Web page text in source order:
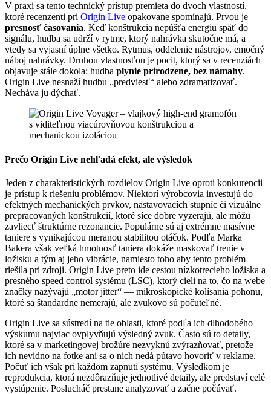
V praxi sa tento technický prístup premieta do dvoch vlastností,
ktoré recenzenti pri Origin Live opakovane spomínajú. Prvou je
presnosť časovania. Keď konštrukcia nepúšťa energiu späť do
signálu, hudba sa udrží v rytme, ktorý nahrávka skutočne má, a
vtedy sa vyjasní úplne všetko. Rytmus, oddelenie nástrojov, emočný
náboj nahrávky. Druhou vlastnosťou je pocit, ktorý sa v recenziách
objavuje stále dokola: hudba plynie prirodzene, bez námahy.
Origin Live nesnaží hudbu „predviesť“ alebo zdramatizovať.
Necháva ju dýchať.
Prečo Origin Live nehľadá efekt, ale výsledok
Jeden z charakteristických rozdielov Origin Live oproti konkurencii
je prístup k riešeniu problémov. Niektorí výrobcovia investujú do
efektných mechanických prvkov, nastavovacích stupníc či vizuálne
prepracovaných konštrukcií, ktoré síce dobre vyzerajú, ale môžu
zavliecť štruktúrne rezonancie. Populárne sú aj extrémne masívne
taniere s vynikajúcou meranou stabilitou otáčok. Podľa Marka
Bakera však veľká hmotnosť taniera dokáže maskovať trenie v
ložisku a tým aj jeho vibrácie, namiesto toho aby tento problém
riešila pri zdroji. Origin Live preto ide cestou nízkotrecieho ložiska a
presného speed control systému (LSC), ktorý cieli na to, čo na webe
značky nazývajú „motor jitter“ — mikroskopické kolísania pohonu,
ktoré sa štandardne nemerajú, ale zvukovo sú počuteľné.
Origin Live sa sústredí na tie oblasti, ktoré podľa ich dlhodobého
výskumu najviac ovplyvňujú výsledný zvuk. Často sú to detaily,
ktoré sa v marketingovej brožúre nezvyknú zvýrazňovať, pretože
ich nevidno na fotke ani sa o nich nedá pútavo hovoriť v reklame.
Počuť ich však pri každom zapnutí systému. Výsledkom je
reprodukcia, ktorá nezdôrazňuje jednotlivé detaily, ale predstaví celé
vystúpenie. Poslucháč prestane analyzovať a začne počúvať.